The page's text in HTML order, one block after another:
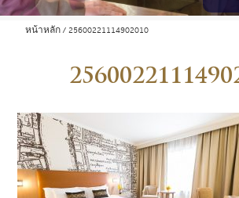
หน้าหลัก 25600221114902010